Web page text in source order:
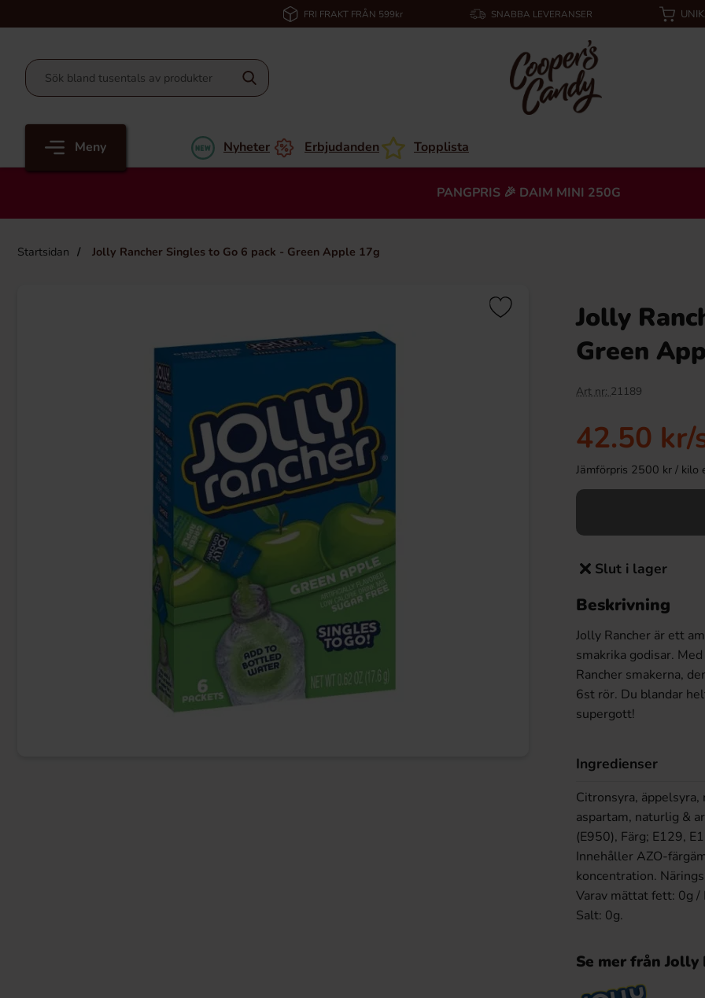
FRI FRAKT FRÅN 599kr SNABBA LEVERANSER
Meny Nyheter Erbjudanden Topplista
PANGPRIS 🎉 DAIM MINI 250G
Startsidan Jolly Rancher Singles to Go 6 pack - Green Apple 17g
Jolly
Green
Art nr: 21189
42.50 kr/
Jämförpris 2500 kr / kilo
Slut i lager
Beskrivning
Jolly Rancher är ett
smakrika godisar.
Rancher smakerna,
6st rör. Du blandar
supergott!
Ingredienser
Citronsyra,
aspartam, naturlig &
(E950), Färg; E129,
Innehåller AZO-
koncentration.
Varav mättat fett: 0g /
Salt: 0g.
Se mer från Jolly